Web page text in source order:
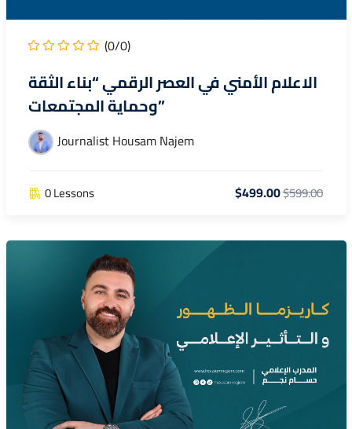
(0/0)
الاعلام الأمني في العصر الرقمي “بناء الثقة
وحماية المجتمعات”
Journalist Housam Najem
0 Lessons $499.00$599.00